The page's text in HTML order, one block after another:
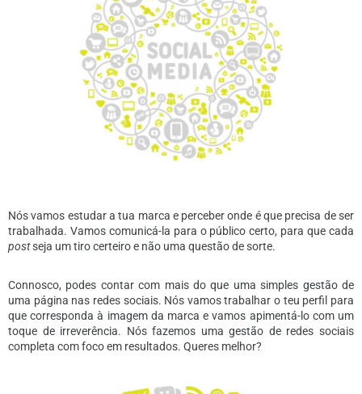
Nós vamos estudar a tua marca e perceber onde é que precisa de ser
trabalhada. Vamos comunicá-la para o público certo, para que cada
postseja um tiro certeiro e não uma questão de sorte.
Connosco, podes contar com mais do que uma simples gestão de
uma página nas redes sociais. Nós vamos trabalhar o teu perfil para
que corresponda à imagem da marca e vamos apimentá-lo com um
toque de irreverência. Nós fazemos uma gestão de redes sociais
completa com foco em resultados. Queres melhor?